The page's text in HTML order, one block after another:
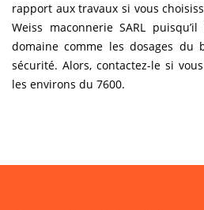
rapport aux travaux si vous
Weiss maconnerie SARL
domaine comme les dosages du
sécurité. Alors, contactez-le si
les environs du 7600.